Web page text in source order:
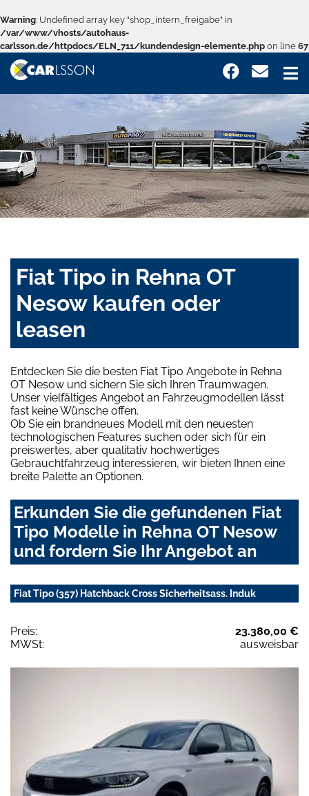
Warning: Undefined array key "shop_intern_freigabe" in
/var/www/vhosts/autohaus-
carlsson.de/httpdocs/ELN_711/kundendesign-elemente.php on line 67
Fiat Tipo in Rehna OT
Nesow kaufen oder
leasen
Entdecken Sie die besten Fiat Tipo Angebote in Rehna
OT Nesow und sichern Sie sich Ihren Traumwagen.
Unser vielfältiges Angebot an Fahrzeugmodellen lässt
fast keine Wünsche offen.
Ob Sie ein brandneues Modell mit den neuesten
technologischen Features suchen oder sich für ein
preiswertes, aber qualitativ hochwertiges
Gebrauchtfahrzeug interessieren, wir bieten Ihnen eine
breite Palette an Optionen.
Erkunden Sie die gefundenen Fiat
Tipo Modelle in Rehna OT Nesow
und fordern Sie Ihr Angebot an
Fiat Tipo (357) Hatchback Cross Sicherheitsass. Induk
Preis:
23.380,00 €
MWSt:
ausweisbar